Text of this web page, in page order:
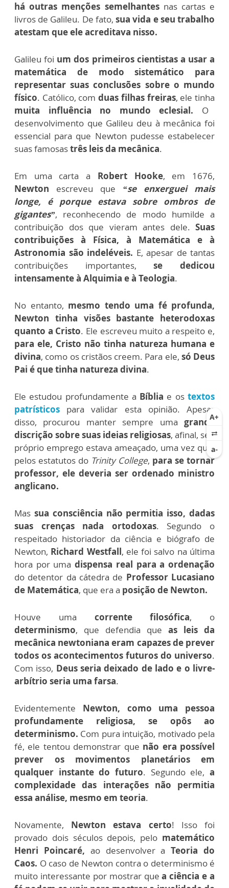
há outras menções semelhantesnas cartas e
livros de Galileu. De fato,sua vida e seu trabalho
atestam que ele acreditava nisso.
Galileu foi um dos primeiros cientistas a usar a
matemática de modo sistemático para
representar suas conclusões sobre o mundo
físico. Católico, comduas filhas freiras, ele tinha
muita influência no mundo eclesial. O
desenvolvimento que Galileu deu à mecânica foi
essencial para que Newton pudesse estabelecer
suas famosastrês leis da mecânica.
Em uma carta a Robert Hooke, em 1676,
Newton escreveu que
“se enxerguei mais
longe, é porque estava sobre ombros de
gigantes”, reconhecendo de modo humilde a
contribuição dos que vieram antes dele. Suas
contribuições à Física, à Matemática e à
Astronomia são indeléveis. E, apesar de tantas
contribuições importantes,se dedicou
intensamente à Alquimia e à Teologia.
No entanto, mesmo tendo uma fé profunda,
Newton tinha visões bastante heterodoxas
quanto a Cristo. Ele escreveu muito a respeito e,
para ele, Cristo não tinha natureza humana e
divina, como os cristãos creem. Para ele, só Deus
Pai é que tinha natureza divina.
Ele estudou profundamente a Bíblia e ostextos
patrísticos para validar esta opinião. Apesar
disso, procurou manter sempre uma grande
discrição sobre suas ideias religiosas, afinal, seu
próprio emprego estava ameaçado, uma vez que,
pelos estatutos do Trinity College, para se tornar
professor, ele deveria ser ordenado ministro
anglicano.
Mas sua consciência não permitia isso, dadas
suas crenças nada ortodoxas. Segundo o
respeitado historiador da ciência e biógrafo de
Newton, Richard Westfall, ele foi salvo na última
hora por umadispensa real para a ordenação
do detentor da cátedra de Professor Lucasiano
de Matemática, que era a posição de Newton.
Houve uma corrente filosófica, o
determinismo, que defendia que as leis da
mecânica newtoniana eram capazes de prever
todos os acontecimentos futuros do universo.
Com isso, Deus seria deixado de lado e o livre-
arbítrio seria uma farsa.
Evidentemente Newton, como uma pessoa
profundamente religiosa, se opôs ao
determinismo. Com pura intuição, motivado pela
fé, ele tentou demonstrar que não era possível
prever os movimentos planetários em
qualquer instante do futuro. Segundo ele, a
complexidade das interações não permitia
essa análise, mesmo em teoria.
Novamente, Newton estava certo! Isso foi
provado dois séculos depois, pelo matemático
Henri Poincaré, ao desenvolver aTeoria do
Caos. O caso de Newton contra o determinismo é
muito interessante por mostrar quea ciência e a